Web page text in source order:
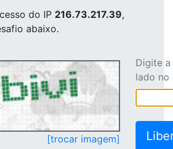
do IP 216.73.217.39,
abaixo.
[trocar imagem]
Digite
lado no